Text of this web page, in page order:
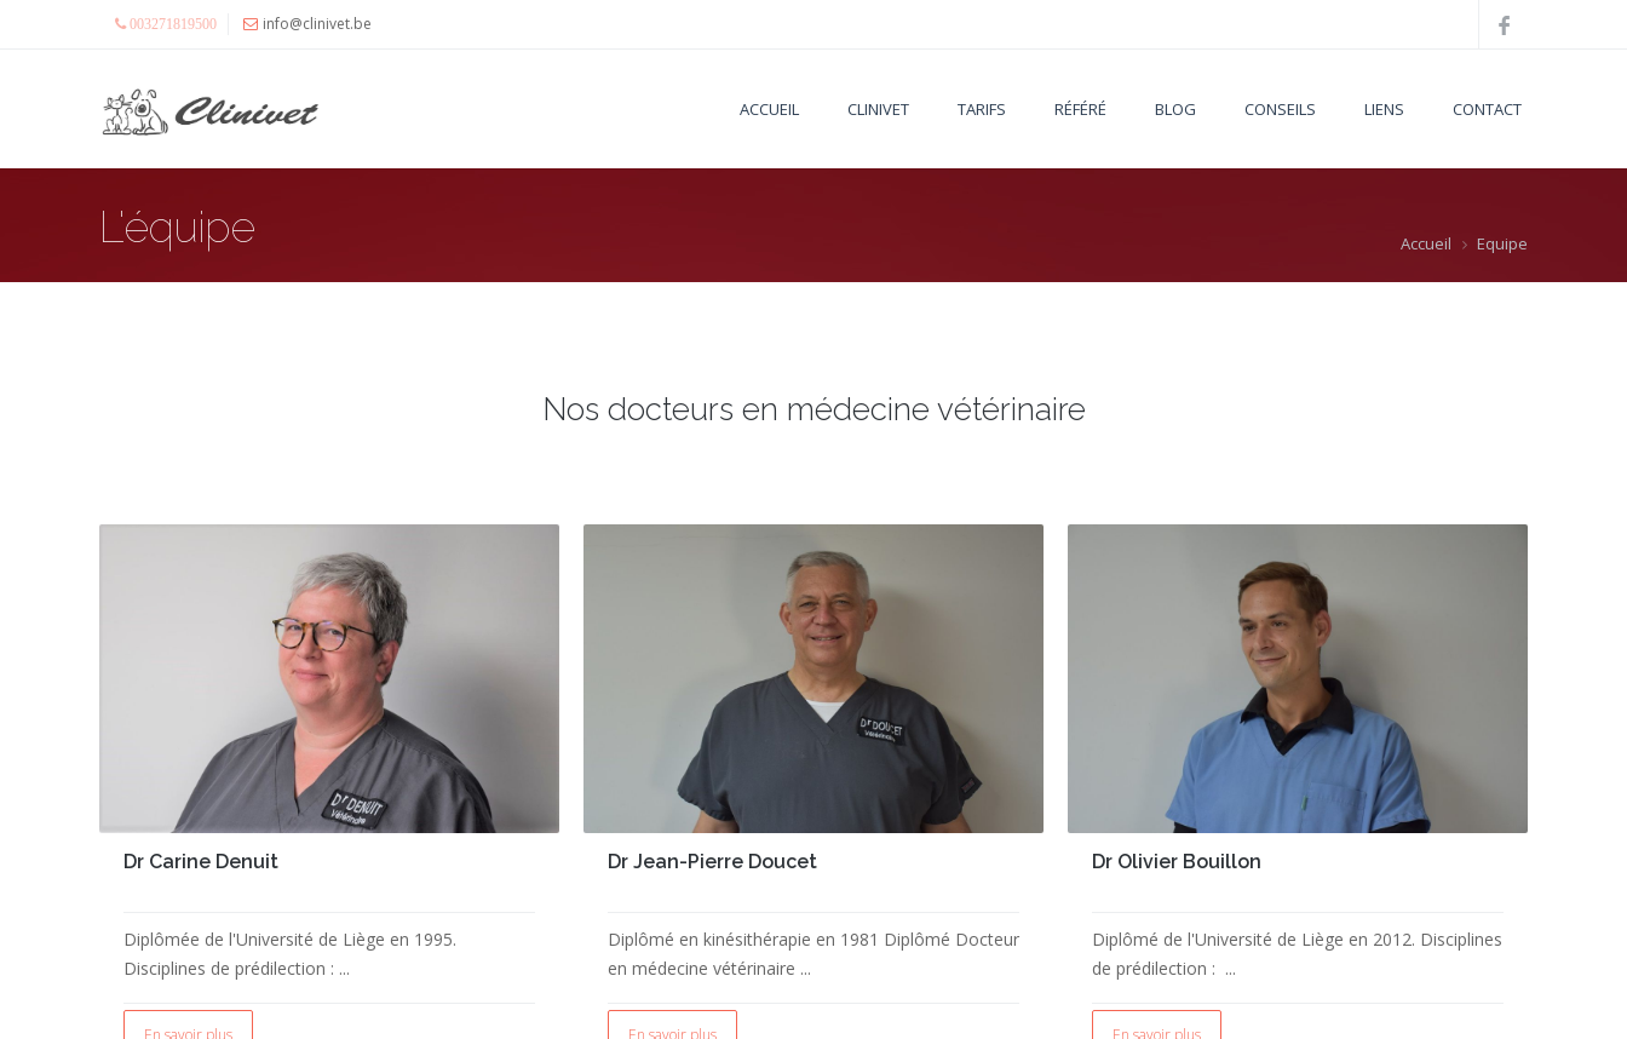
003271819500 info@clinivet.be
ACCUEIL CLINIVET TARIFS RÉFÉRÉ BLOG CONSEILS LIENS CONTACT
L'équipe Accueil Equipe
Nos docteurs en médecine vétérinaire
Dr Carine Denuit
Diplômée de l'Université de Liège en 1995.
Disciplines de prédilection : ...
En savoir plus
Dr Jean-Pierre Doucet
Diplômé en kinésithérapie en 1981 Diplômé Docteur
en médecine vétérinaire ...
En savoir plus
Dr Olivier Bouillon
Diplômé de l'Université de Liège en 2012. Disciplines
de prédilection : ...
En savoir plus